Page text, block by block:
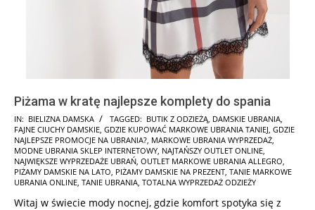
Piżama w kratę najlepsze komplety do spania
2024-
10-
08
IN: BIELIZNA DAMSKA TAGGED: BUTIK Z ODZIEŻĄ DAMSKIE UBRANIA
FAJNE CIUCHY DAMSKIE GDZIE KUPOWAĆ MARKOWE UBRANIA TANIEJ GDZIE
NAJLEPSZE PROMOCJE NA UBRANIA? MARKOWE UBRANIA WYPRZEDAŻ
MODNE UBRANIA SKLEP INTERNETOWY NAJTAŃSZY OUTLET ONLINE
NAJWIĘKSZE WYPRZEDAŻE UBRAŃ OUTLET MARKOWE UBRANIA ALLEGRO
PIŻAMY DAMSKIE NA LATO PIŻAMY DAMSKIE NA PREZENT TANIE MARKOWE
UBRANIA ONLINE TANIE UBRANIA TOTALNA WYPRZEDAŻ ODZIEŻY
Witaj w świecie mody nocnej, gdzie komfort spotyka się z